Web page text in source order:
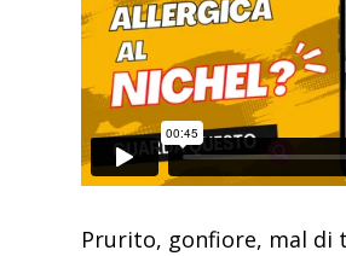
Prurito, gonfiore, mal di